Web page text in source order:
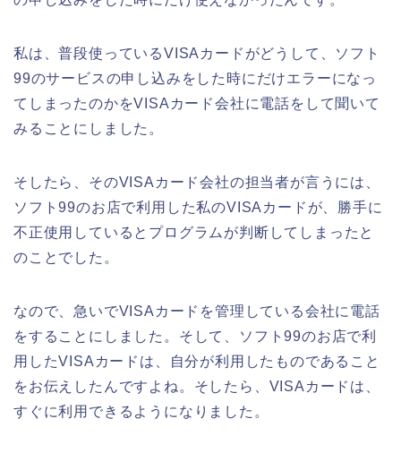
私は、普段使っているVISAカードがどうして、ソフト
99のサービスの申し込みをした時にだけエラーになっ
てしまったのかをVISAカード会社に電話をして聞いて
みることにしました。
そしたら、そのVISAカード会社の担当者が言うには、
ソフト99のお店で利用した私のVISAカードが、勝手に
不正使用しているとプログラムが判断してしまったと
のことでした。
なので、急いでVISAカードを管理している会社に電話
をすることにしました。そして、ソフト99のお店で利
用したVISAカードは、自分が利用したものであること
をお伝えしたんですよね。そしたら、VISAカードは、
すぐに利用できるようになりました。